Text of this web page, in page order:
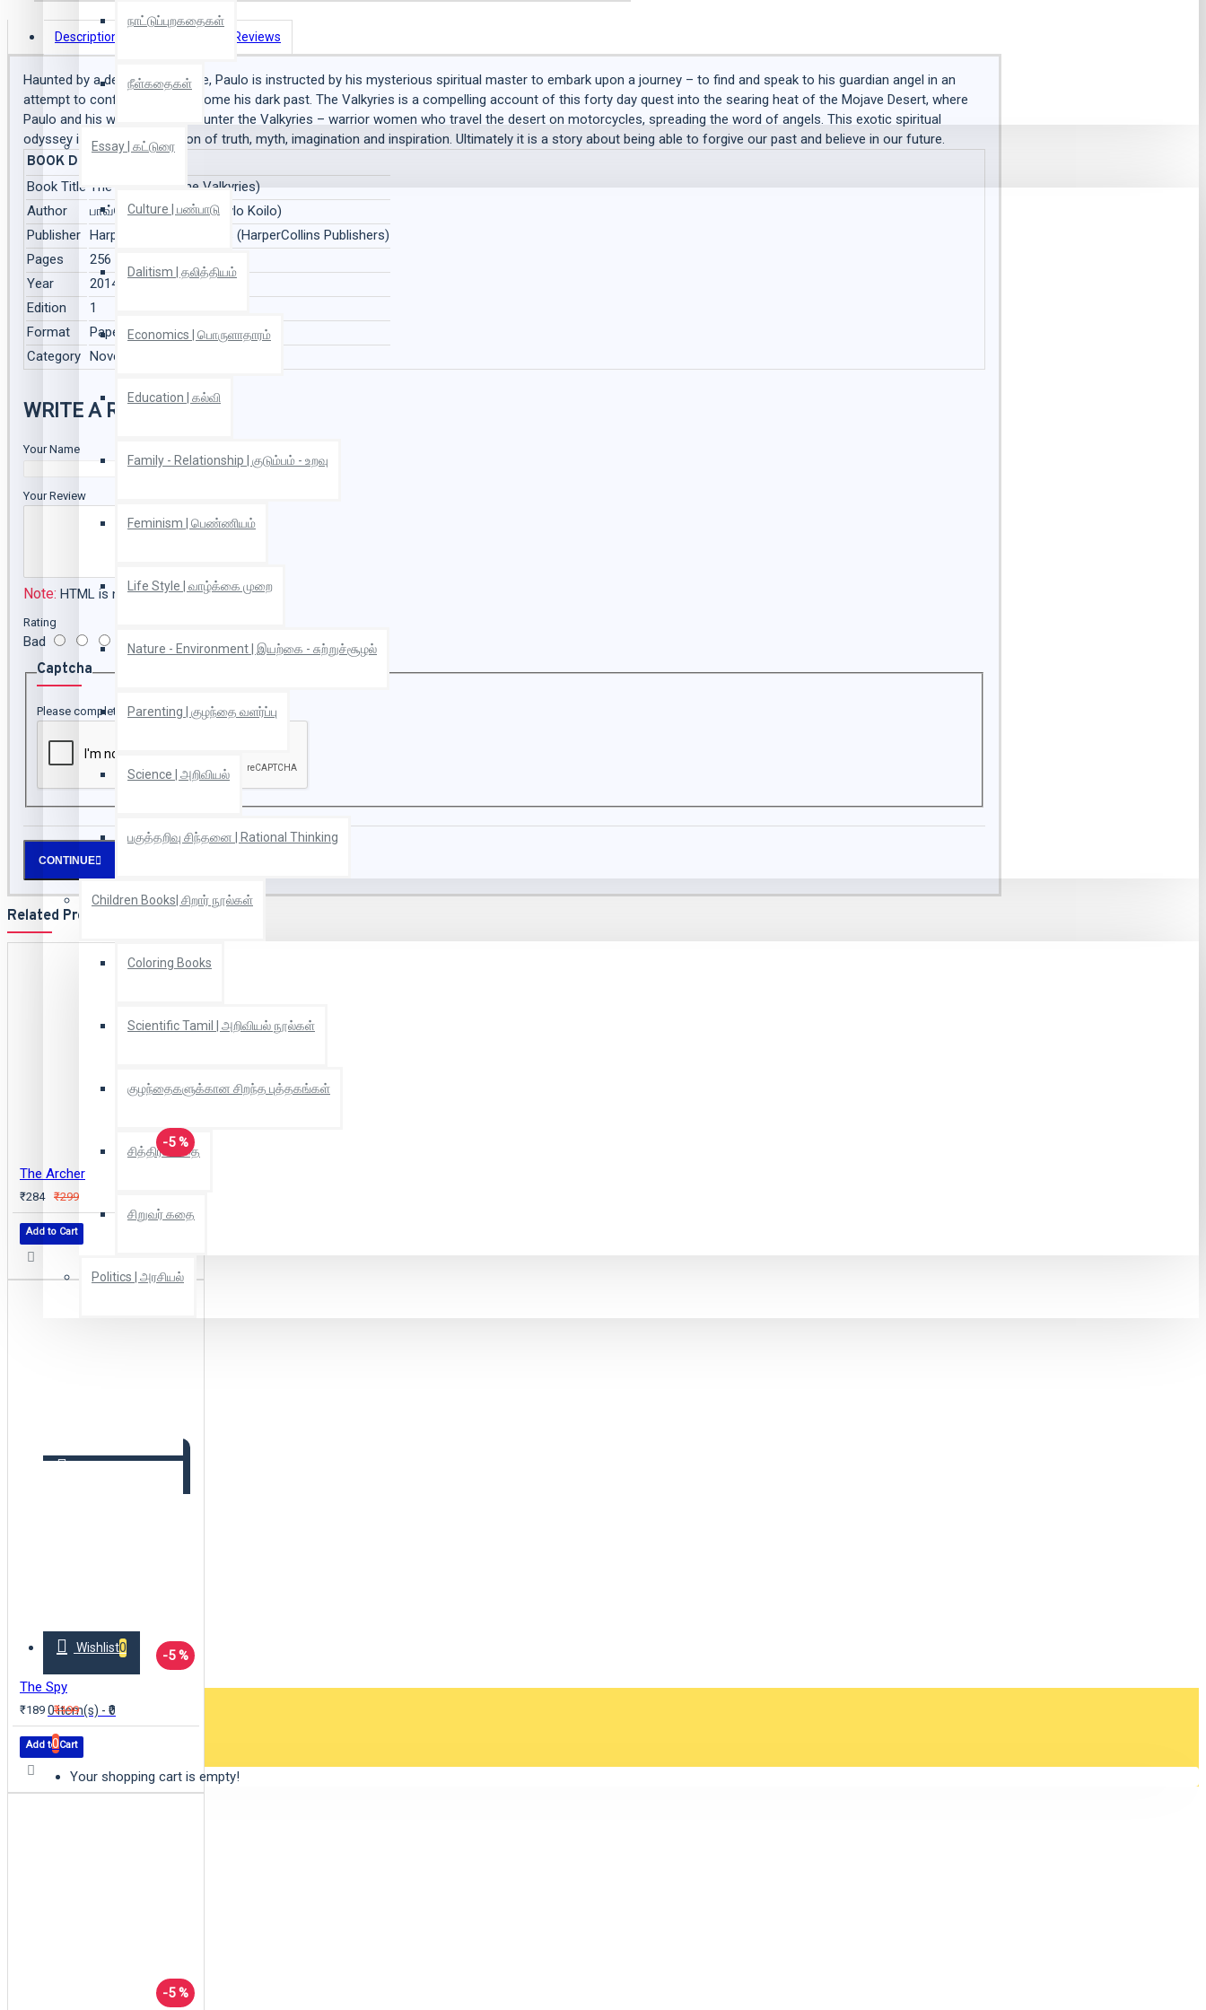
நாட்டுப்புறகதைகள்
நீள்கதைகள்
Essay | கட்டுரை
Culture | பண்பாடு
Dalitism | தலித்தியம்
Economics | பொருளாதாரம்
Education | கல்வி
Family - Relationship | குடும்பம் - உறவு
Feminism | பெண்ணியம்
Life Style | வாழ்க்கை முறை
Nature - Environment | இயற்கை - சுற்றுச்சூழல்
Parenting | குழந்தை வளர்ப்பு
Science | அறிவியல்
பகுத்தறிவு சிந்தனை | Rational Thinking
Children Books| சிறார் நூல்கள்
Coloring Books
Scientific Tamil | அறிவியல் நூல்கள்
குழந்தைகளுக்கான சிறந்த புத்தகங்கள்
சித்திரக்கதை
சிறுவர் கதை
Politics | அரசியல்
Wishlist0
0 item(s) - ₹0
0
Your shopping cart is empty!
Description Reviews
Haunted by a devastating curse, Paulo is instructed by his mysterious spiritual master to embark upon a journey – to find and speak to his guardian angel in an
attempt to confront and overcome his dark past. The Valkyries is a compelling account of this forty day quest into the searing heat of the Mojave Desert, where
Paulo and his wife, Chris, encounter the Valkyries – warrior women who travel the desert on motorcycles, spreading the word of angels. This exotic spiritual
odyssey is a rare combination of truth, myth, imagination and inspiration. Ultimately it is a story about being able to forgive our past and believe in our future.
BOOK DETAILS
Book Title The Valkyries (The Valkyries)
Author
பாவ்லோ கொய்லோ (Paavlo Koilo)
Publisher HarperCollins Publishers (HarperCollins Publishers)
Pages
256
Year
2014
Edition
1
Format
Paper Back
Category Novel | நாவல்
WRITE A REVIEW
Your Name
Your Review
Note: HTML is not translated!
Rating
Bad Good
Captcha
Please complete the captcha validation below
CONTINUE
Related Products
-5 %
The Archer
₹284 ₹299
Add to Cart
-5 %
The Spy
₹189 ₹199
Add to Cart
-5 %